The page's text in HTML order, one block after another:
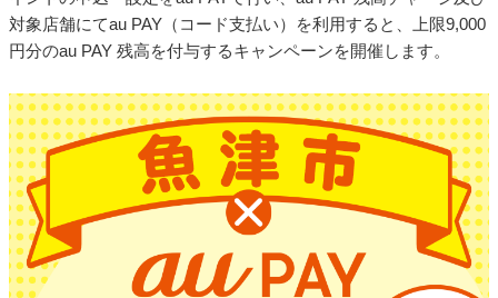
対象店舗にてau PAY（コード支払い）を利用すると、上限9,000
円分のau PAY 残高を付与するキャンペーンを開催します。